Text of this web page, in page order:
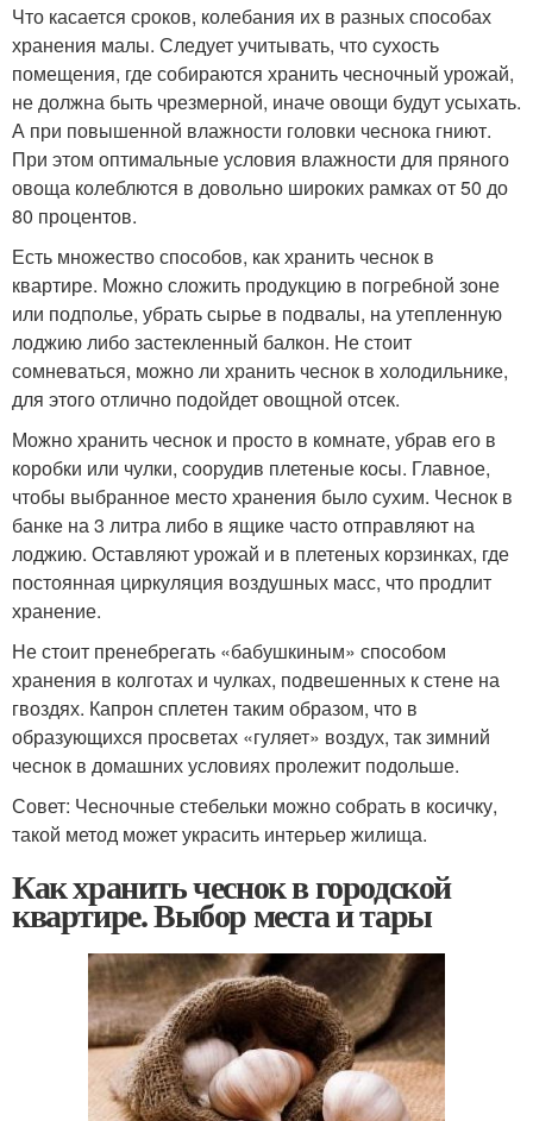
Что касается сроков, колебания их в разных способах
хранения малы. Следует учитывать, что сухость
помещения, где собираются хранить чесночный урожай,
не должна быть чрезмерной, иначе овощи будут усыхать.
А при повышенной влажности головки чеснока гниют.
При этом оптимальные условия влажности для пряного
овоща колеблются в довольно широких рамках от 50 до
80 процентов.
Есть множество способов, как хранить чеснок в
квартире. Можно сложить продукцию в погребной зоне
или подполье, убрать сырье в подвалы, на утепленную
лоджию либо застекленный балкон. Не стоит
сомневаться, можно ли хранить чеснок в холодильнике,
для этого отлично подойдет овощной отсек.
Можно хранить чеснок и просто в комнате, убрав его в
коробки или чулки, соорудив плетеные косы. Главное,
чтобы выбранное место хранения было сухим. Чеснок в
банке на 3 литра либо в ящике часто отправляют на
лоджию. Оставляют урожай и в плетеных корзинках, где
постоянная циркуляция воздушных масс, что продлит
хранение.
Не стоит пренебрегать «бабушкиным» способом
хранения в колготах и чулках, подвешенных к стене на
гвоздях. Капрон сплетен таким образом, что в
образующихся просветах «гуляет» воздух, так зимний
чеснок в домашних условиях пролежит подольше.
Совет: Чесночные стебельки можно собрать в косичку,
такой метод может украсить интерьер жилища.
Как хранить чеснок в городской
квартире. Выбор места и тары